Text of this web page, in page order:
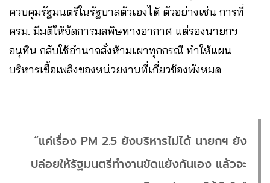
ควบคุมรัฐมนตรีในรัฐบาลตัวเองได้ ตัวอย่างเช่น การที่
ครม. มีมติให้จัดการมลพิษทางอากาศ แต่รองนายกฯ
อนุทิน กลับใช้อำนาจสั่งห้ามเผาทุกกรณี ทำให้แผน
บริหารเชื้อเพลิงของหน่วยงานที่เกี่ยวข้องพังหมด
“แค่เรื่อง PM 2.5 ยังบริหารไม่ได้ นายกฯ ยัง
ปล่อยให้รัฐมนตรีทำงานขัดแย้งกันเอง แล้วจะ